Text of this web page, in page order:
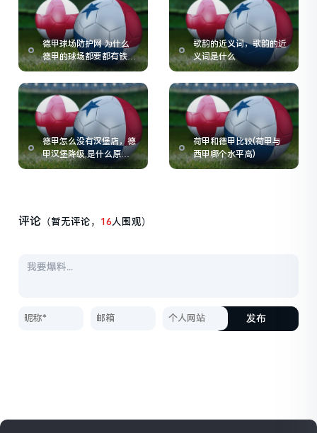
德甲球场防护网 为什么
德甲的球场都要都有铁丝
网
歌韵的近义词，歌韵的近
义词是什么
德甲怎么没有汉堡店，德
甲汉堡降级,是什么原因
呢
荷甲和德甲比较(荷甲与
西甲哪个水平高)
评论 （暂无评论， 16人围观）
发布